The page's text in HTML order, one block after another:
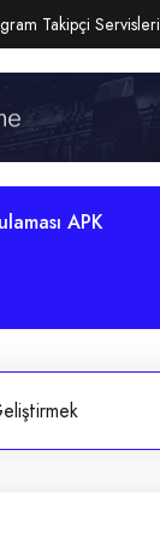
Takipçi Servisleri
APK